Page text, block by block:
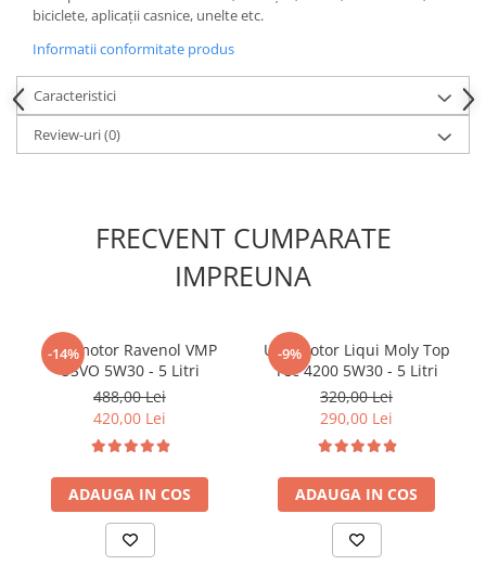
biciclete, aplicații casnice, unelte etc.
Informatii conformitate produs
Caracteristici
Review-uri(0)
FRECVENT CUMPARATE
IMPREUNA
-14%
Ulei motor Ravenol VMP
USVO 5W30 - 5 Litri
488,00 Lei
420,00 Lei
ADAUGA IN COS
-9%
Ulei motor Liqui Moly Top
Tec 4200 5W30 - 5 Litri
320,00 Lei
290,00 Lei
ADAUGA IN COS